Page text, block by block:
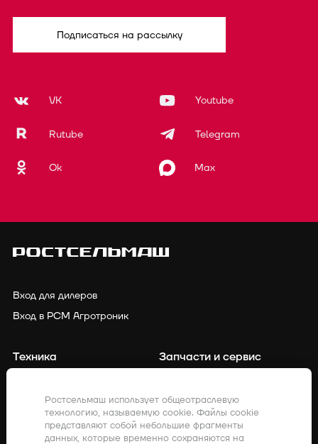
Подписаться на рассылку
VK Youtube
Rutube Telegram
Ok Max
Вход для дилеров
Вход в РСМ Агротроник
Техника
Точное земледелие
Запчасти и сервис
Клиенты о нас
Ростсельмаш использует общеотраслевую
технологию, называемую cookie. Файлы cookie
представляют собой небольшие фрагменты
данных, которые временно сохраняются на